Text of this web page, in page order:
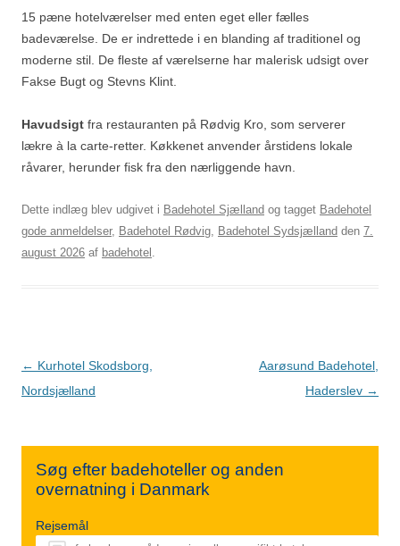
15 pæne hotelværelser med enten eget eller fælles
badeværelse. De er indrettede i en blanding af traditionel og
moderne stil. De fleste af værelserne har malerisk udsigt over
Fakse Bugt og Stevns Klint.
Havudsigt fra restauranten på Rødvig Kro, som serverer
lækre à la carte-retter. Køkkenet anvender årstidens lokale
råvarer, herunder fisk fra den nærliggende havn.
Dette indlæg blev udgivet i Badehotel Sjælland og tagget Badehotel
gode anmeldelser, Badehotel Rødvig, Badehotel Sydsjælland den 7.
august 2026 af badehotel .
Indlægsnavigation
← Kurhotel Skodsborg,
Nordsjælland
Aarøsund Badehotel,
Haderslev →
Søg efter badehoteller og anden
overnatning i Danmark
Rejsemål